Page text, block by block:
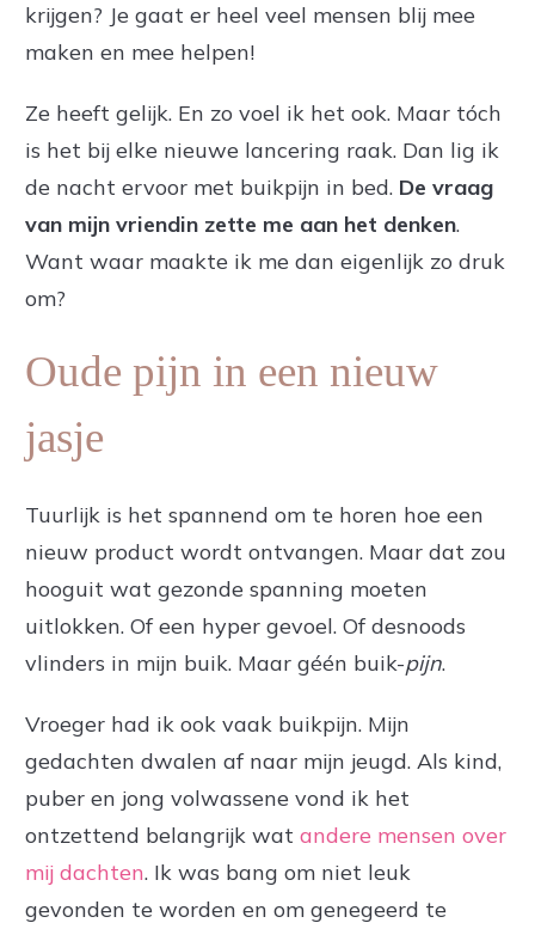
krijgen? Je gaat er heel veel mensen blij mee
maken en mee helpen!
Ze heeft gelijk. En zo voel ik het ook. Maar tóch
is het bij elke nieuwe lancering raak. Dan lig ik
de nacht ervoor met buikpijn in bed. De vraag
van mijn vriendin zette me aan het denken.
Want waar maakte ik me dan eigenlijk zo druk
om?
Oude pijn in een nieuw
jasje
Tuurlijk is het spannend om te horen hoe een
nieuw product wordt ontvangen. Maar dat zou
hooguit wat gezonde spanning moeten
uitlokken. Of een hyper gevoel. Of desnoods
vlinders in mijn buik. Maar géén buik-pijn.
Vroeger had ik ook vaak buikpijn. Mijn
gedachten dwalen af naar mijn jeugd. Als kind,
puber en jong volwassene vond ik het
ontzettend belangrijk wat andere mensen over
mij dachten. Ik was bang om niet leuk
gevonden te worden en om genegeerd te